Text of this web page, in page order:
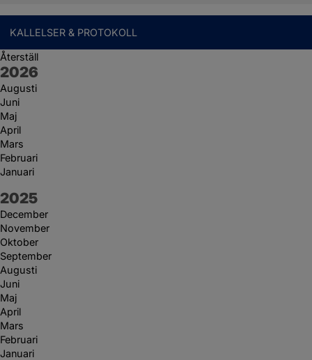
KALLELSER & PROTOKOLL
Återställ
År:
2026
Augusti
Juni
Maj
April
Mars
Februari
Januari
År:
2025
December
November
Oktober
September
Augusti
Juni
Maj
April
Mars
Februari
Januari